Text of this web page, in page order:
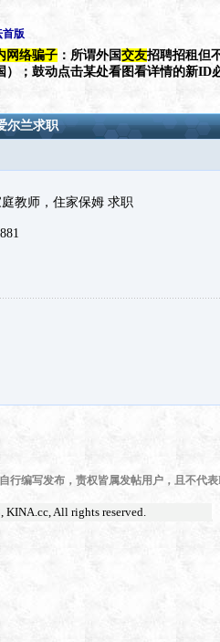
首版
网络骗子 ：所谓外国交友招聘招租但
）；鼓动点击某处看图看详情的新ID
尔兰求职
教师，住家保姆 求职
行编写发布，责权皆属发帖用户，且不代
KINA.cc, All rights reserved.